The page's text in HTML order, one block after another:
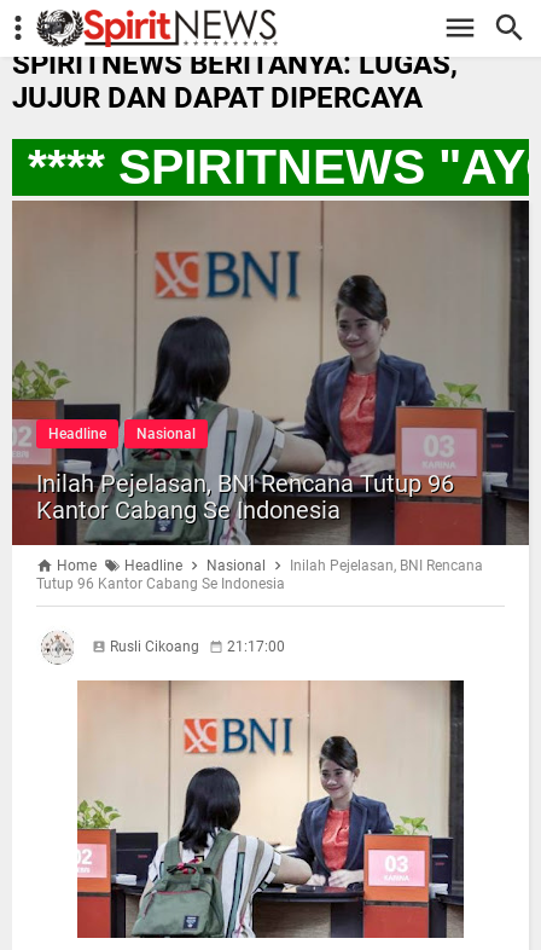
-->
SPIRITNEWS BERITANYA: LUGAS,
JUJUR DAN DAPAT DIPERCAYA
SPIRITNEWS
Headline Nasional
Inilah Pejelasan, BNI Rencana Tutup 96
Kantor Cabang Se Indonesia
Home Headline Nasional
Inilah Pejelasan, BNI Rencana
Tutup 96 Kantor Cabang Se Indonesia
Rusli Cikoang 21:17:00